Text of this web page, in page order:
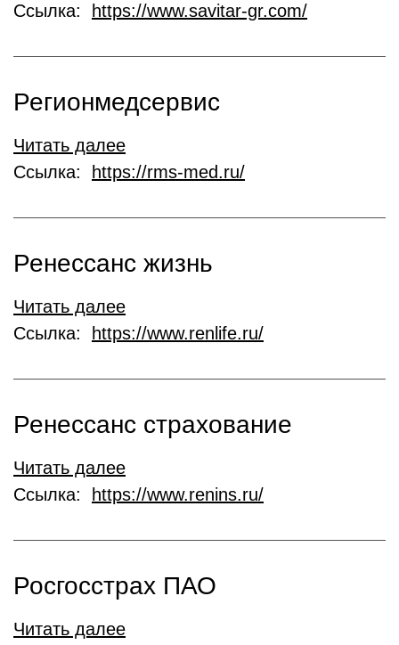
Ссылка:
https://www.savitar-gr.com/
Регионмедсервис
Читать далее
Ссылка:
https://rms-med.ru/
Ренессанс жизнь
Читать далее
Ссылка:
https://www.renlife.ru/
Ренессанс страхование
Читать далее
Ссылка:
https://www.renins.ru/
Росгосстрах ПАО
Читать далее